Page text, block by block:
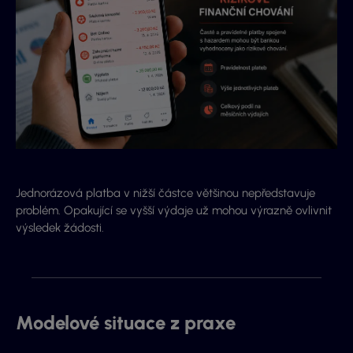
Jednorázová platba v nižší částce většinou nepředstavuje
problém. Opakující se vyšší výdaje už mohou výrazně ovlivnit
výsledek žádosti.
Modelové situace z praxe